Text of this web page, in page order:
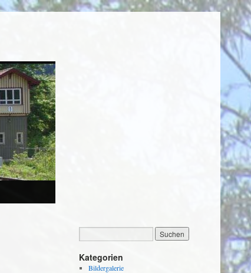
Kategorien
Bildergalerie